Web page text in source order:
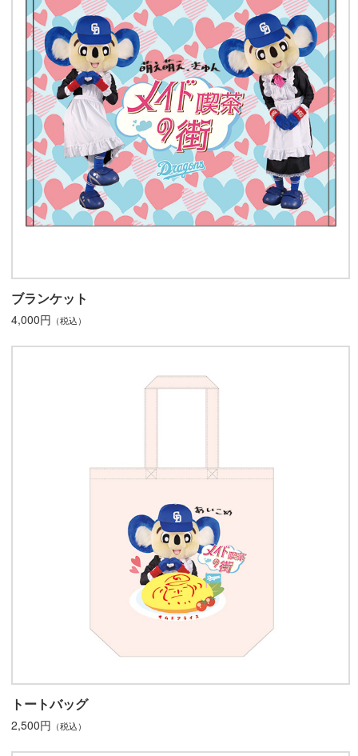
ブランケット
4,000円 （税込）
トートバッグ
2,500円 （税込）